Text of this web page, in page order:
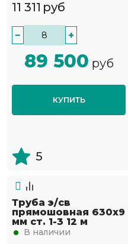
11 311 руб
− +
89 500 руб
КУПИТЬ
5
Труба э/св
прямошовная 630х9
мм ст. 1-3 12 м
В наличии